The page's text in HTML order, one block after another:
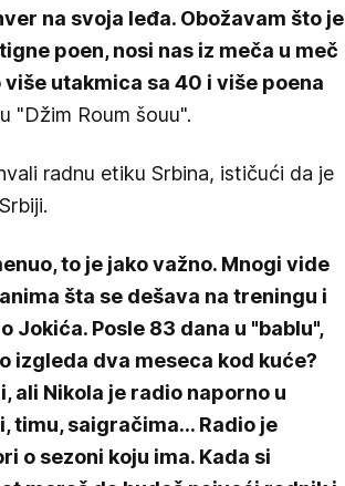
na svoja leđa. Obožavam što je
poen, nosi nas iz meča u meč
utakmica sa 40 i više poena
"Džim Roum šouu".
radnu etiku Srbina, ističući da je
to je jako važno. Mnogi vide
šta se dešava na treningu i
Jokića. Posle 83 dana u "bablu",
izgleda dva meseca kod kuće?
ali Nikola je radio naporno u
timu, saigračima... Radio je
o sezoni koju ima. Kada si